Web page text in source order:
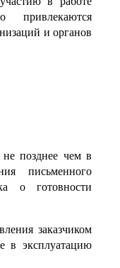
привлекаются
и органов
не позднее чем в
письменного
о готовности
заказчиком
в эксплуатацию